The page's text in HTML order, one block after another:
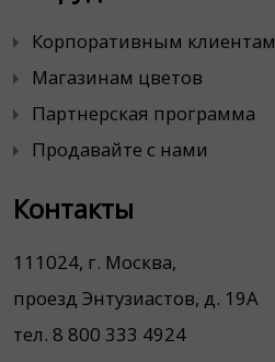
Корпоративным клиентам
Магазинам цветов
Партнерская программа
Продавайте с нами
Контакты
111024, г. Москва,
проезд Энтузиастов, д. 19А
тел. 8 800 333 4924